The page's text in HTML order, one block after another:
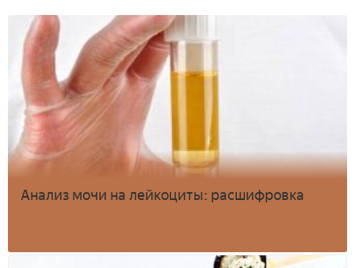
Анализ мочи на лейкоциты: расшифровка